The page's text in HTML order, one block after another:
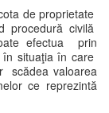
de proprietate
procedură civilă
efectua prin
situaţia în care
scădea valoarea
ce reprezintă